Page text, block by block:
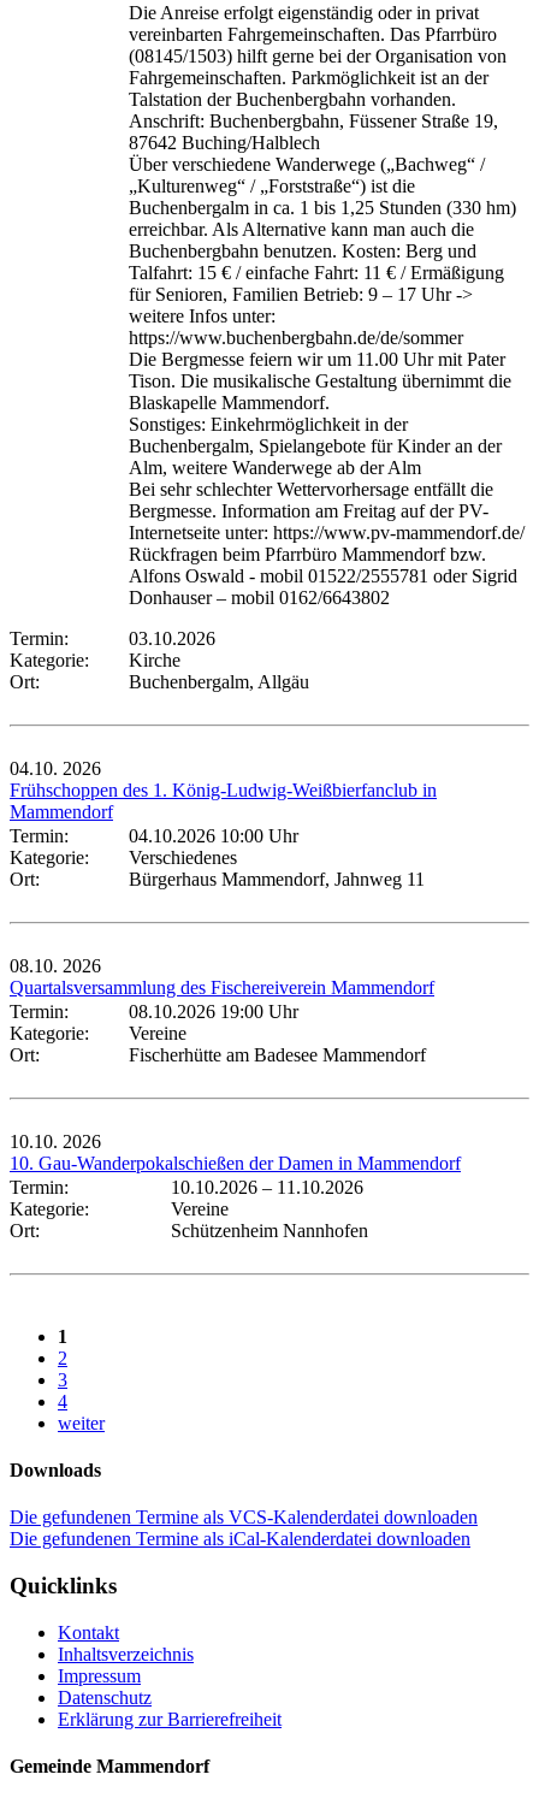
Die Anreise erfolgt eigenständig oder in privat
vereinbarten Fahrgemeinschaften. Das Pfarrbüro
(08145/1503) hilft gerne bei der Organisation von
Fahrgemeinschaften. Parkmöglichkeit ist an der
Talstation der Buchenbergbahn vorhanden.
Anschrift: Buchenbergbahn, Füssener Straße 19,
87642 Buching/Halblech
Über verschiedene Wanderwege („Bachweg“ /
„Kulturenweg“ / „Forststraße“) ist die
Buchenbergalm in ca. 1 bis 1,25 Stunden (330 hm)
erreichbar. Als Alternative kann man auch die
Buchenbergbahn benutzen. Kosten: Berg und
Talfahrt: 15 € / einfache Fahrt: 11 € / Ermäßigung
für Senioren, Familien Betrieb: 9 – 17 Uhr ->
weitere Infos unter:
https://www.buchenbergbahn.de/de/sommer
Die Bergmesse feiern wir um 11.00 Uhr mit Pater
Tison. Die musikalische Gestaltung übernimmt die
Blaskapelle Mammendorf.
Sonstiges: Einkehrmöglichkeit in der
Buchenbergalm, Spielangebote für Kinder an der
Alm, weitere Wanderwege ab der Alm
Bei sehr schlechter Wettervorhersage entfällt die
Bergmesse. Information am Freitag auf der PV-
Internetseite unter: https://www.pv-mammendorf.de/
Rückfragen beim Pfarrbüro Mammendorf bzw.
Alfons Oswald - mobil 01522/2555781 oder Sigrid
Donhauser – mobil 0162/6643802
Termin:
03.10.2026
Kategorie:
Kirche
Ort:
Buchenbergalm, Allgäu
04.10. 2026
Frühschoppen des 1. König-Ludwig-Weißbierfanclub in
Mammendorf
Termin:
04.10.2026 10:00 Uhr
Kategorie:
Verschiedenes
Ort:
Bürgerhaus Mammendorf, Jahnweg 11
08.10. 2026
Quartalsversammlung des Fischereiverein Mammendorf
Termin:
08.10.2026 19:00 Uhr
Kategorie:
Vereine
Ort:
Fischerhütte am Badesee Mammendorf
10.10. 2026
10. Gau-Wanderpokalschießen der Damen in Mammendorf
Termin:
10.10.2026 – 11.10.2026
Kategorie:
Vereine
Ort:
Schützenheim Nannhofen
1
2
3
4
weiter
Downloads
Die gefundenen Termine als VCS-Kalenderdatei downloaden
Die gefundenen Termine als iCal-Kalenderdatei downloaden
Quicklinks
Kontakt
Inhaltsverzeichnis
Impressum
Datenschutz
Erklärung zur Barrierefreiheit
Gemeinde Mammendorf